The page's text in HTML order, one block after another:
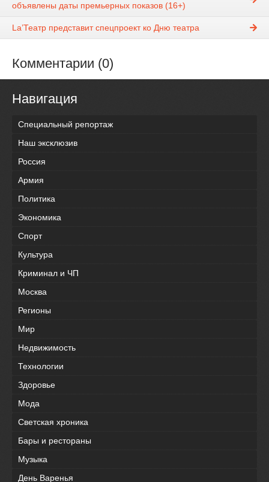
объявлены даты премьерных показов (16+)
La’Театр представит спецпроект ко Дню театра
Комментарии (0)
Навигация
Специальный репортаж
Наш эксклюзив
Россия
Армия
Политика
Экономика
Спорт
Культура
Криминал и ЧП
Москва
Регионы
Мир
Недвижимость
Технологии
Здоровье
Мода
Светская хроника
Бары и рестораны
Музыка
День Варенья